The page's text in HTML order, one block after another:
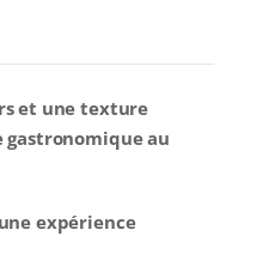
et une texture
au
expérience